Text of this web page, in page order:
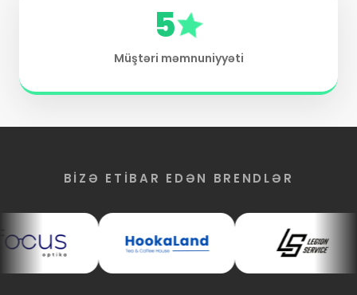
5
Müştəri məmnuniyyəti
BIZƏ ETIBAR EDƏN BRENDLƏR